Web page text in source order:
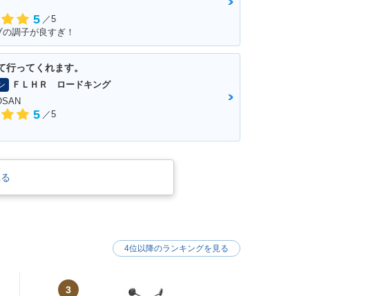
5 ／5
調子が良すぎ！
行ってくれます。
ＦＬＨＲ ロードキング
5 ／5
3
4位以降のランキングを見る